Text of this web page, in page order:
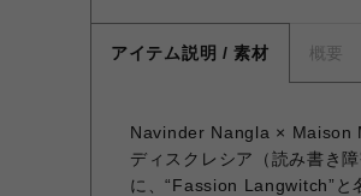
アイテム説明 / 素材 概要
Navinder Nangla × Maison
ディスクレシア（読み書き
に、“Fassion Langwitch”と